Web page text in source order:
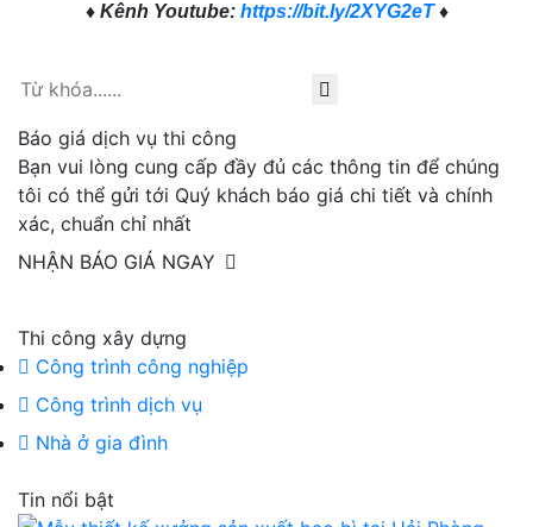
♦ Kênh Youtube: https://bit.ly/2XYG2eT♦
Báo giá dịch vụ thi công
Bạn vui lòng cung cấp đầy đủ các thông tin để chúng
tôi có thể gửi tới Quý khách báo giá chi tiết và chính
xác, chuẩn chỉ nhất
NHẬN BÁO GIÁ NGAY
Thi công xây dựng
Công trình công nghiệp
Công trình dịch vụ
Nhà ở gia đình
Tin nổi bật